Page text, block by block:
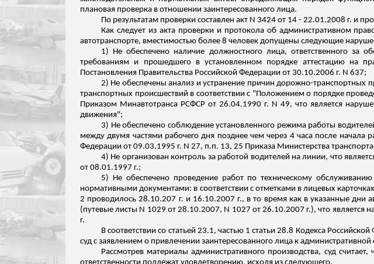
плановая проверка в отношении заинтересованного лица.
По результатам проверки составлен акт N 3424 от 14 - 22.01.2008 г. и
Как следует из акта проверки и протокола об административном
автотранспорте, вместимостью более 8 человек допущены следующие
1) Не обеспечено наличие должностного лица, ответственного за
требованиям и прошедшего в установленном порядке аттестацию на
Постановления Правительства Российской Федерации от 30.10.2006 г. N 637;
2) Не обеспечены анализ и устранение причин дорожно-транспортных
транспортных происшествий в соответствии с "Положением о порядке
Приказом Минавтотранса РСФСР от 26.04.1990 г. N 49, что является
движения";
3) Не обеспечено соблюдение установленного режимаработы
между двумя частями рабочего дня позднее чем через 4 часа после начала
Федерации от 09.03.1995 г. N 27, п.п. 13, 25 Приказа Министерства
4) Не организован контроль заработой водителей на линии, что
от 08.01.1997 г.;
5) Не обеспечено проведение работ по техническому
нормативными документами: в соответствии с отметками в лицевых
2 проводилось 28.10.207 г. и 16.10.2007 г., в то время как в указанные дни
(путевые листы N 1029 от 28.10.2007, N 1027 от 26.10.2007 г.), что
г.
В соответствии со статьей 23.1, частью 1 статьи 28.8 Кодекса
суд с заявлением о привлечении заинтересованного лица к
Рассмотрев материалы административного производства, суд